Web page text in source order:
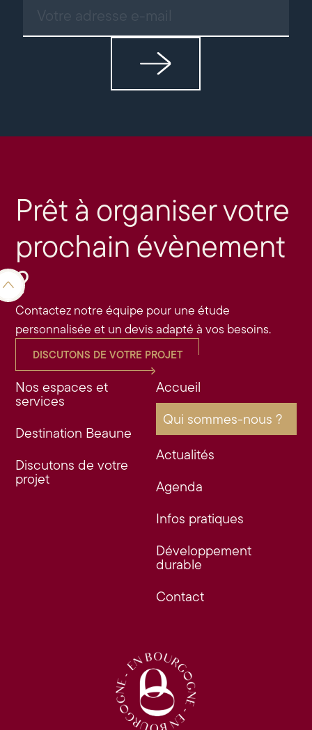
Prêt à organiser votre
prochain évènement
?
Contactez notre équipe pour une étude
personnalisée et un devis adapté à vos besoins.
DISCUTONS DE VOTRE PROJET
Nos espaces et
services
Destination Beaune
Discutons de votre
projet
Accueil
Qui sommes-nous ?
Actualités
Agenda
Infos pratiques
Développement
durable
Contact